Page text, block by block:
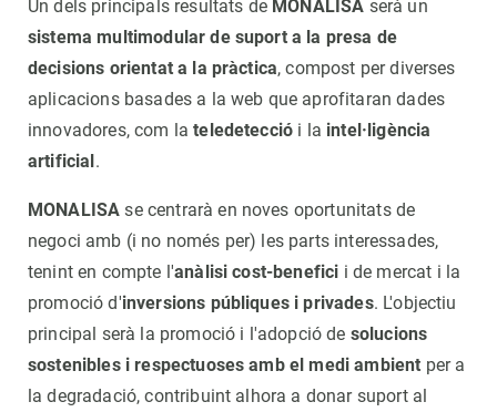
Un dels principals resultats de MONALISA serà un
sistema multimodular de suport a la presa de
decisions orientat a la pràctica, compost per diverses
aplicacions basades a la web que aprofitaran dades
innovadores, com lateledetecció i la intel·ligència
artificial.
MONALISA se centrarà en noves oportunitats de
negoci amb (i no només per) les parts interessades,
tenint en compte l'anàlisi cost-benefici i de mercat i la
promoció d'inversions públiques i privades. L'objectiu
principal serà la promoció i l'adopció de solucions
sostenibles i respectuoses amb el medi ambient per a
la degradació, contribuint alhora a donar suport al